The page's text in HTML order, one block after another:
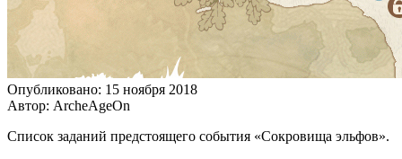
Опубликовано: 15 ноября 2018
Автор: ArcheAgeOn
Список заданий предстоящего события «Сокровища эльфов».